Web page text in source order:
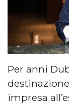
Per anni
impresa